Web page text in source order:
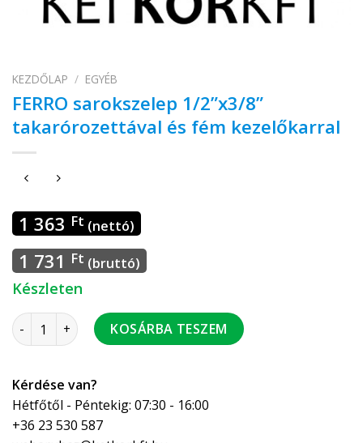
KEZDŐLAP / EGYÉB
FERRO sarokszelep 1/2”x3/8”
takarórozettával és fém kezelőkarral
1 363 Ft (nettó)
1 731 Ft (bruttó)
Készleten
FERRO sarokszelep 1/2”x3/8” takarórozettával és fém
KOSÁRBA TESZEM
Kérdése van?
Hétfőtől - Péntekig: 07:30 - 16:00
+36 23 530 587